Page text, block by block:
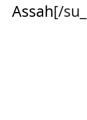
Assah[/